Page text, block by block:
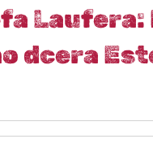
Laufera:
dcera